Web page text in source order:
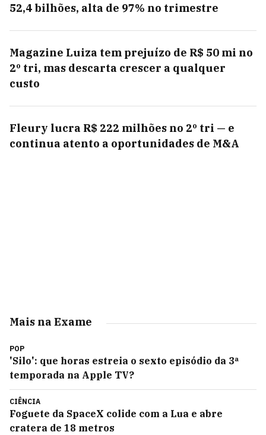
52,4 bilhões, alta de 97% no trimestre
Magazine Luiza tem prejuízo de R$ 50 mi no
2º tri, mas descarta crescer a qualquer
custo
Fleury lucra R$ 222 milhões no 2º tri — e
continua atento a oportunidades de M&A
Mais na Exame
POP
'Silo': que horas estreia o sexto episódio da 3ª
temporada na Apple TV?
CIÊNCIA
Foguete da SpaceX colide com a Lua e abre
cratera de 18 metros